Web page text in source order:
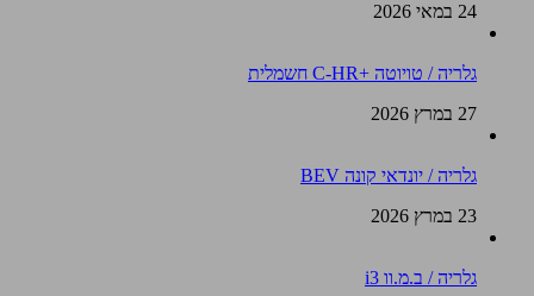
24 במאי 2026
גלריה / טויוטה +C-HR חשמלית
27 במרץ 2026
גלריה / יונדאי קונה BEV
23 במרץ 2026
גלריה / ב.מ.וו i3